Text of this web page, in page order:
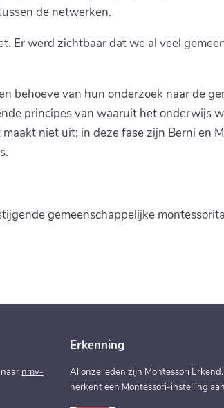
de netwerken.
Er werd zichtbaar dat we al veel
behoeve van hun onderzoek naar de
principes van waaruit het onderwijs
niet uit; in deze fase zijn Berni en
gemeenschappelijke
nmv-
Erkenning
Al onze leden zijn Montessori Erkend.
herkent een Montessori-instelling